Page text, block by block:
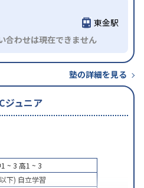
東金駅
合わせは現在できません
塾の詳細を見る
ジュニア
~ 3 高1 ~ 3
下) 自立学習